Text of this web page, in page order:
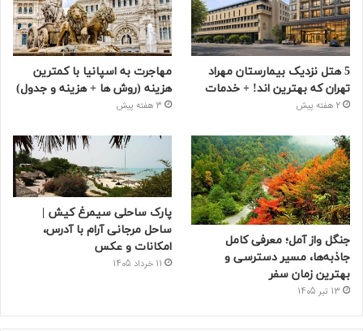
5 هتل نزدیک بیمارستان مهراد
تهران که بهترین‌ اند! + خدمات
2 هفته پیش
مهاجرت به اسپانیا با کمترین
هزینه (روش ها + هزینه و جدول)
3 هفته پیش
جنگل واز آمل؛ معرفی کامل
جاذبه‌ها، مسیر دسترسی و
بهترین زمان سفر
13 تیر 1405
پارک ساحلی سیمرغ کیش |
ساحل مرجانی آرام با آدرس،
امکانات و عکس
11 خرداد 1405